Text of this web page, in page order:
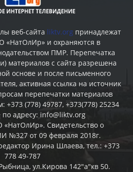
веб-сайта liktv.org принадлежат
«НатОлИр» и охраняются в
ПМР. Перепечатка
материалов c сайта разрешена
основе и после письменного
активная ссылка на источник
перепечатки материалов
+373 (778) 49787, +373(778) 25234
адресу: info@liktv.org
Свидетельство о
№327 от 09 февраля 2018г.
Ирина Шлаева, тел.: +373
778 49-787
ул.Кирова 142"а"кв 50.